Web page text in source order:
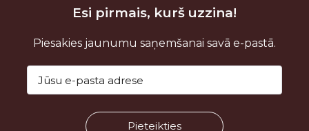
Esi pirmais, kurš uzzina!
Piesakies jaunumu saņemšanai savā e-pastā.